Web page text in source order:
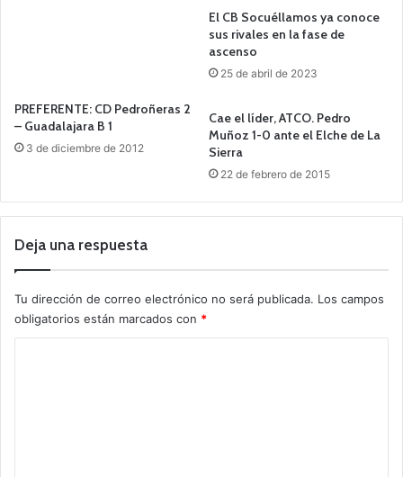
El CB Socuéllamos ya conoce
sus rivales en la fase de
ascenso
25 de abril de 2023
PREFERENTE: CD Pedroñeras 2
– Guadalajara B 1
3 de diciembre de 2012
Cae el líder, ATCO. Pedro
Muñoz 1-0 ante el Elche de La
Sierra
22 de febrero de 2015
Deja una respuesta
Tu dirección de correo electrónico no será publicada. Los campos
obligatorios están marcados con *